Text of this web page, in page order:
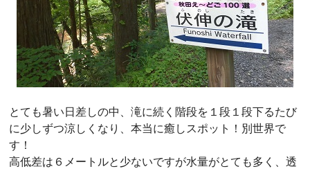
とても暑い日差しの中、滝に続く階段を１段１段下るたび
に少しずつ涼しくなり、本当に癒しスポット！別世界で
す！
高低差は６メートルと少ないですが水量がとても多く、透